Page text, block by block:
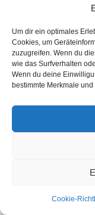
Um dir ein optimales
Cookies, um
zuzugreifen. Wenn du
wie das Surfverhalten
Wenn du deine
bestimmte Merkmale
Cookie-
Kontakt
©